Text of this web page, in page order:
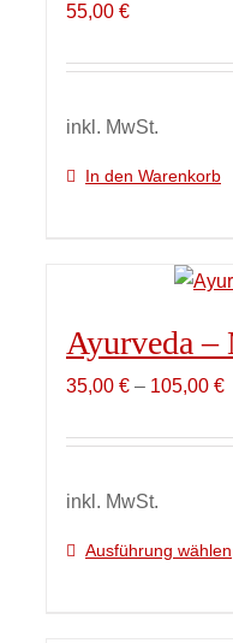
55,00 €
inkl. MwSt.
In den Warenkorb
Ayurveda –
35,00 € – 105,00 €
inkl. MwSt.
Ausführung wählen